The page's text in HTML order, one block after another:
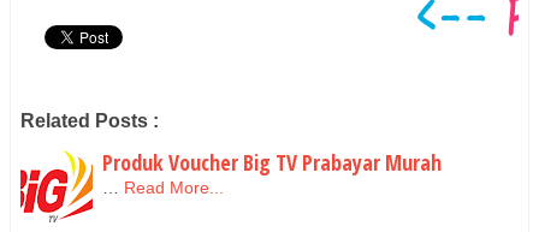
Related Posts :
Produk Voucher Big TV Prabayar Murah
Read More...